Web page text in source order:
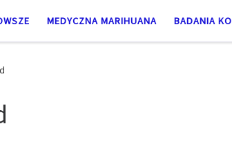
MEDYCZNA MARIHUANA BADANIA